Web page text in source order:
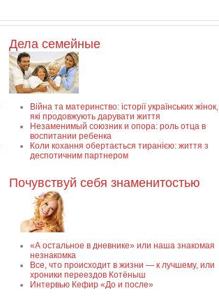
Дела семейные
Війна та материнство: історії українських жінок,
які продовжують дарувати життя
Незаменимый союзник и опора: роль отца в
воспитании ребенка
Коли кохання обертається тиранією: життя з
деспотичним партнером
Почувствуй себя знаменитостью
«А остальное в дневнике» или наша знакомая
незнакомка
Все, что происходит в жизни — к лучшему, или
хроники переездов Котёныш
Интервью Кефир «До и после»